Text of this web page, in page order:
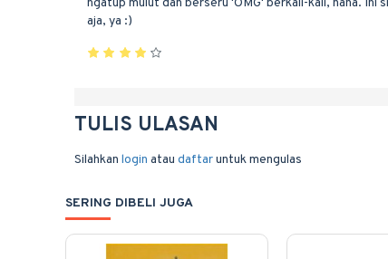
ngatup mulut dan berseru 'OMG' berkali-kali, haha. Ini
aja, ya :)
TULIS ULASAN
Silahkan login atau daftaruntuk mengulas
SERING DIBELI JUGA